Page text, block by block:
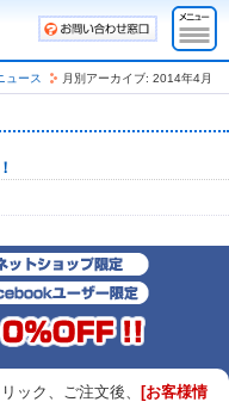
ュース 月別アーカイブ: 2014年4月
ック、ご注文後、
[お客様情